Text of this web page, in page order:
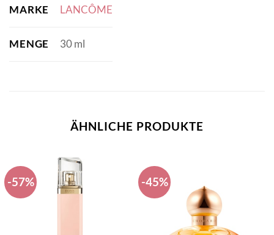
MARKE LANCÔME
MENGE 30 ml
ÄHNLICHE PRODUKTE
-57% -45%